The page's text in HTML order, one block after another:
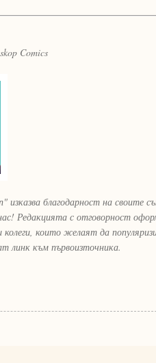
Comics
изказва благодарност на своите
Редакцията с отговорност
колеги, които желаят да
линк към първоизточника.